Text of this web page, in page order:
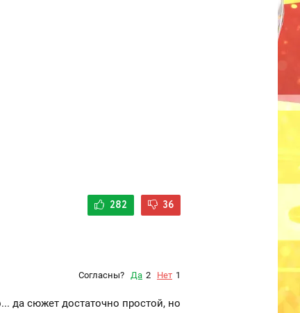
282 36
Согласны? Да 2 Нет 1
да сюжет достаточно простой, но